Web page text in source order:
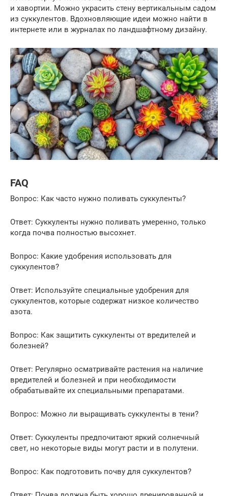
и хавортии. Можно украсить стену вертикальным садом
из суккулентов. Вдохновляющие идеи можно найти в
интернете или в журналах по ландшафтному дизайну.
FAQ
Вопрос: Как часто нужно поливать суккуленты?
Ответ: Суккуленты нужно поливать умеренно, только
когда почва полностью высохнет.
Вопрос: Какие удобрения использовать для
суккулентов?
Ответ: Используйте специальные удобрения для
суккулентов, которые содержат низкое количество
азота.
Вопрос: Как защитить суккуленты от вредителей и
болезней?
Ответ: Регулярно осматривайте растения на наличие
вредителей и болезней и при необходимости
обрабатывайте их специальными препаратами.
Вопрос: Можно ли выращивать суккуленты в тени?
Ответ: Суккуленты предпочитают яркий солнечный
свет, но некоторые виды могут расти и в полутени.
Вопрос: Как подготовить почву для суккулентов?